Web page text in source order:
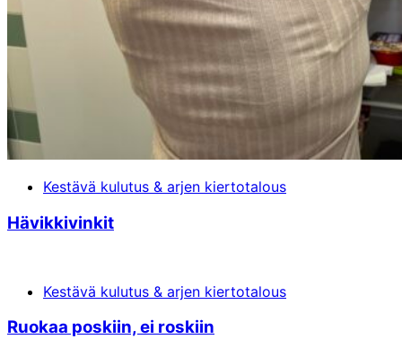
Kestävä kulutus & arjen kiertotalous
Hävikkivinkit
Kestävä kulutus & arjen kiertotalous
Ruokaa poskiin, ei roskiin